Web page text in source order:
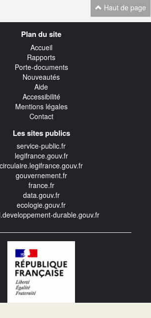
Haut de page
Plan du site
Accueil
Rapports
Porte-documents
Nouveautés
Aide
Accessibilité
Mentions légales
Contact
Les sites publics
service-public.fr
legifrance.gouv.fr
circulaire.legifrance.gouv.fr
gouvernement.fr
france.fr
data.gouv.fr
ecologie.gouv.fr
durable.gouv.fr